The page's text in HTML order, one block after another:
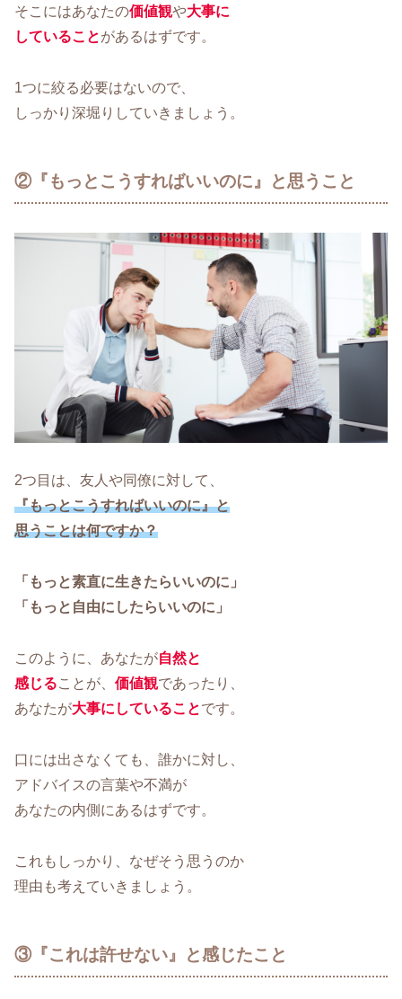
そこにはあなたの価値観や大事に
していることがあるはずです。
1つに絞る必要はないので、
しっかり深堀りしていきましょう。
②『もっとこうすればいいのに』と思うこと
2つ目は、友人や同僚に対して、
『もっとこうすればいいのに』と
思うことは何ですか？
「もっと素直に生きたらいいのに」
「もっと自由にしたらいいのに」
このように、あなたが自然と
感じることが、 価値観であったり、
あなたが大事にしていることです。
口には出さなくても、誰かに対し、
アドバイスの言葉や不満が
あなたの内側にあるはずです。
これもしっかり、なぜそう思うのか
理由も考えていきましょう。
③『これは許せない』と感じたこと